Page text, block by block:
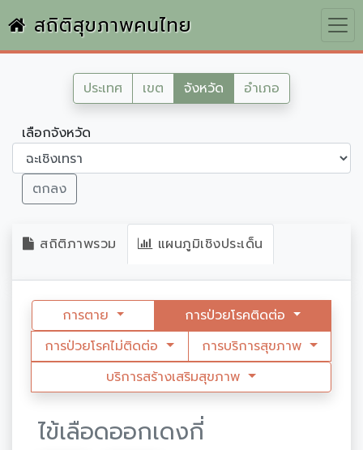
สถิติสุขภาพคนไทย
ประเทศ เขต จังหวัด อำเภอ
เลือกจังหวัด
ตกลง
สถิติภาพรวม แผนภูมิเชิงประเด็น
การตาย
การป่วยโรคติดต่อ
การป่วยโรคไม่ติดต่อ
การบริการสุขภาพ
บริการสร้างเสริมสุขภาพ
ไข้เลือดออกเดงกี่